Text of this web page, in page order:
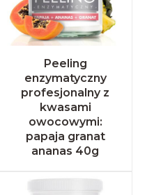
Peeling
enzymatyczny
profesjonalny z
kwasami
owocowymi:
papaja granat
ananas 40g